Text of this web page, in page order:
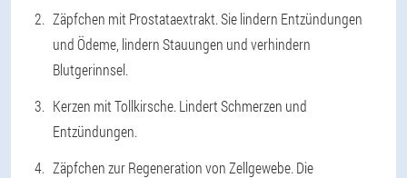
Zäpfchen mit Prostataextrakt. Sie lindern Entzündungen
und Ödeme, lindern Stauungen und verhindern
Blutgerinnsel.
Kerzen mit Tollkirsche. Lindert Schmerzen und
Entzündungen.
Zäpfchen zur Regeneration von Zellgewebe. Die